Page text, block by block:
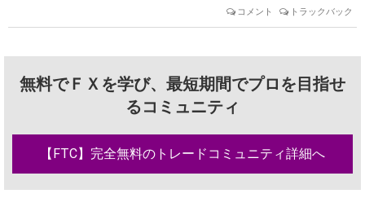
コメント トラックバック
無料でＦＸを学び、最短期間でプロを目指せ
るコミュニティ
【FTC】完全無料のトレードコミュニティ詳細へ